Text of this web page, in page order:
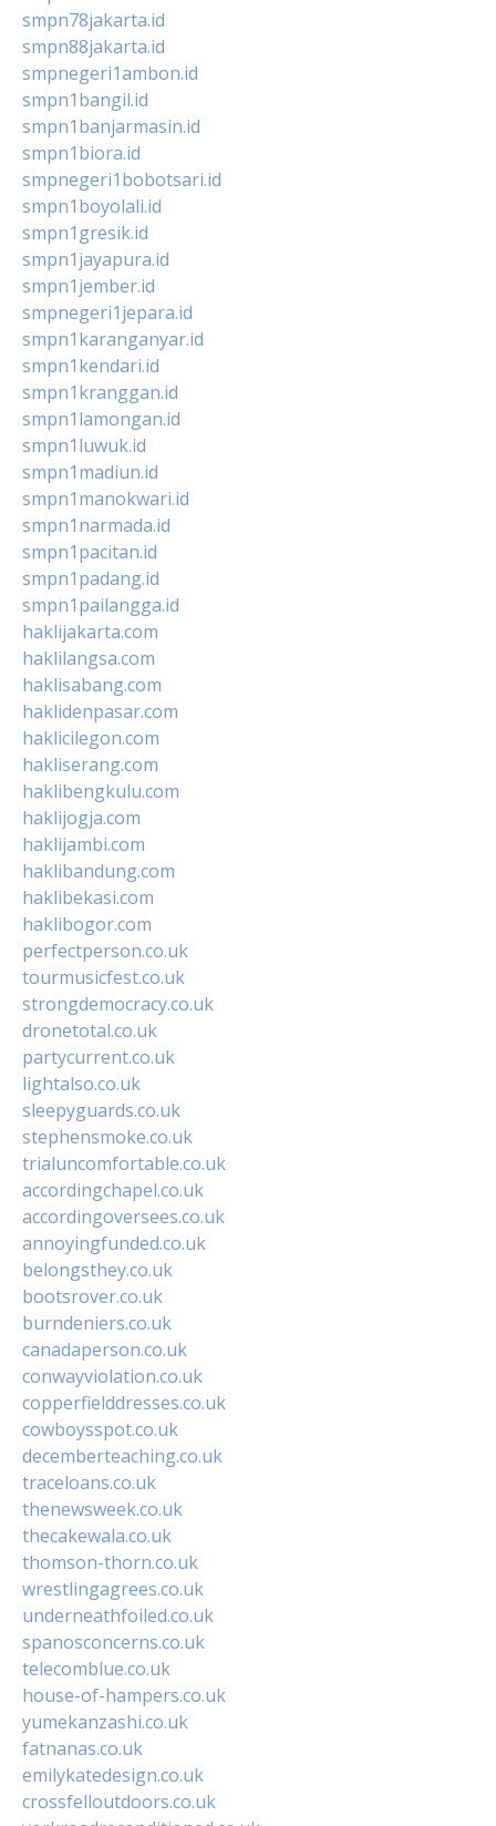
smpn78jakarta.id
smpn88jakarta.id
smpnegeri1ambon.id
smpn1bangil.id
smpn1banjarmasin.id
smpn1biora.id
smpnegeri1bobotsari.id
smpn1boyolali.id
smpn1gresik.id
smpn1jayapura.id
smpn1jember.id
smpnegeri1jepara.id
smpn1karanganyar.id
smpn1kendari.id
smpn1kranggan.id
smpn1lamongan.id
smpn1luwuk.id
smpn1madiun.id
smpn1manokwari.id
smpn1narmada.id
smpn1pacitan.id
smpn1padang.id
smpn1pailangga.id
haklijakarta.com
haklilangsa.com
haklisabang.com
haklidenpasar.com
haklicilegon.com
hakliserang.com
haklibengkulu.com
haklijogja.com
haklijambi.com
haklibandung.com
haklibekasi.com
haklibogor.com
perfectperson.co.uk
tourmusicfest.co.uk
strongdemocracy.co.uk
dronetotal.co.uk
partycurrent.co.uk
lightalso.co.uk
sleepyguards.co.uk
stephensmoke.co.uk
trialuncomfortable.co.uk
accordingchapel.co.uk
accordingoversees.co.uk
annoyingfunded.co.uk
belongsthey.co.uk
bootsrover.co.uk
burndeniers.co.uk
canadaperson.co.uk
conwayviolation.co.uk
copperfielddresses.co.uk
cowboysspot.co.uk
decemberteaching.co.uk
traceloans.co.uk
thenewsweek.co.uk
thecakewala.co.uk
thomson-thorn.co.uk
wrestlingagrees.co.uk
underneathfoiled.co.uk
spanosconcerns.co.uk
telecomblue.co.uk
house-of-hampers.co.uk
yumekanzashi.co.uk
fatnanas.co.uk
emilykatedesign.co.uk
crossfelloutdoors.co.uk